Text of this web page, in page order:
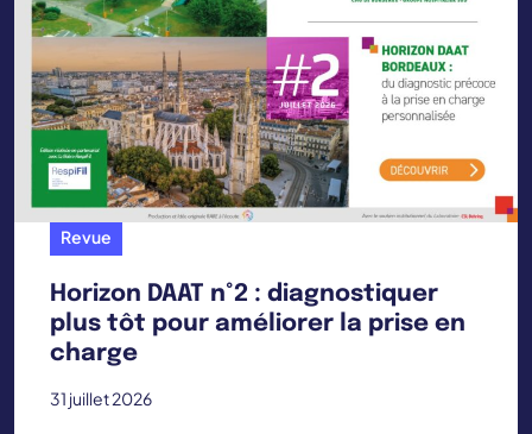
Revue
Horizon DAAT n°2 : diagnostiquer
plus tôt pour améliorer la prise en
charge
31 juillet 2026